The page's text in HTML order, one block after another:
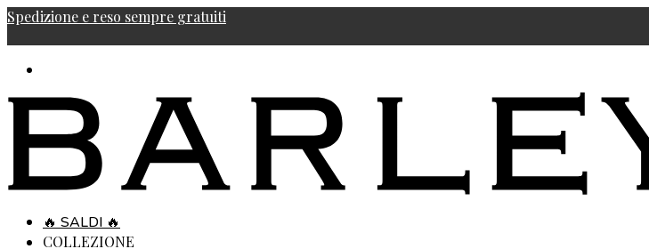
Spedizione e reso sempre gratuiti
🔥 SALDI 🔥
COLLEZIONE